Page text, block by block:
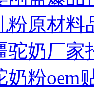
粉原材料
驼奶厂家
奶粉oem